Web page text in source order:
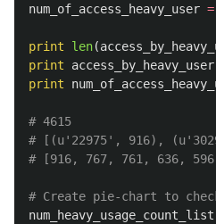
num_of_access_heavy_user =
print len(
print
access_by_heavy_user
print
# 4615
# [(u'22975', 916),
num_heavy_usage_count_list